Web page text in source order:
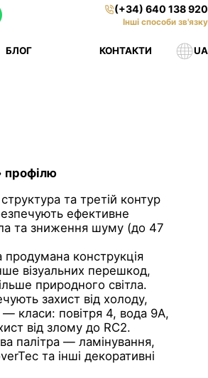
(+34) 640 138 920
Інші способи зв'язку
БЛОГ КОНТАКТИ UA
профілю
та третій контур
ефективне
та зниження шуму (до 47
продумана конструкція
візуальних перешкод,
природного світла.
захист від холоду,
— класи: повітря 4, вода 9A,
від злому до RC2.
палітра — ламінування,
та інші декоративні